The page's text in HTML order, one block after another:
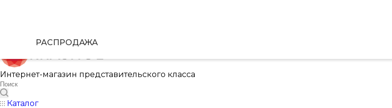
РАСПРОДАЖА
Интернет-магазин представительского класса
Каталог